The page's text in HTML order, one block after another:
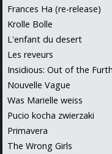
Frances Ha (re-release)
Krolle Bolle
L'enfant du desert
Les reveurs
Insidious: Out of the
Nouvelle Vague
Was Marielle weiss
Pucio kocha zwierzaki
Primavera
The Wrong Girls